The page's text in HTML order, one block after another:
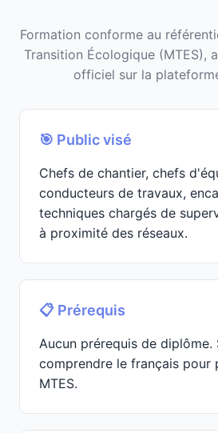
Formation conforme au
Transition Écologique (MTES),
officiel sur la
🎯 Public visé
Chefs de chantier, chefs
conducteurs de travaux,
techniques chargés de
à proximité des réseaux.
📋 Prérequis
Aucun prérequis de diplôme.
comprendre le français pour
MTES.